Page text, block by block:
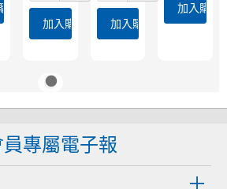
物車
加入購物車 加入購物車
加入購物
員專屬電子報